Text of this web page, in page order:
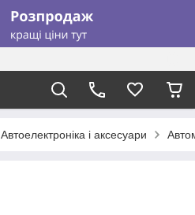
Автоелектроніка і аксесуари